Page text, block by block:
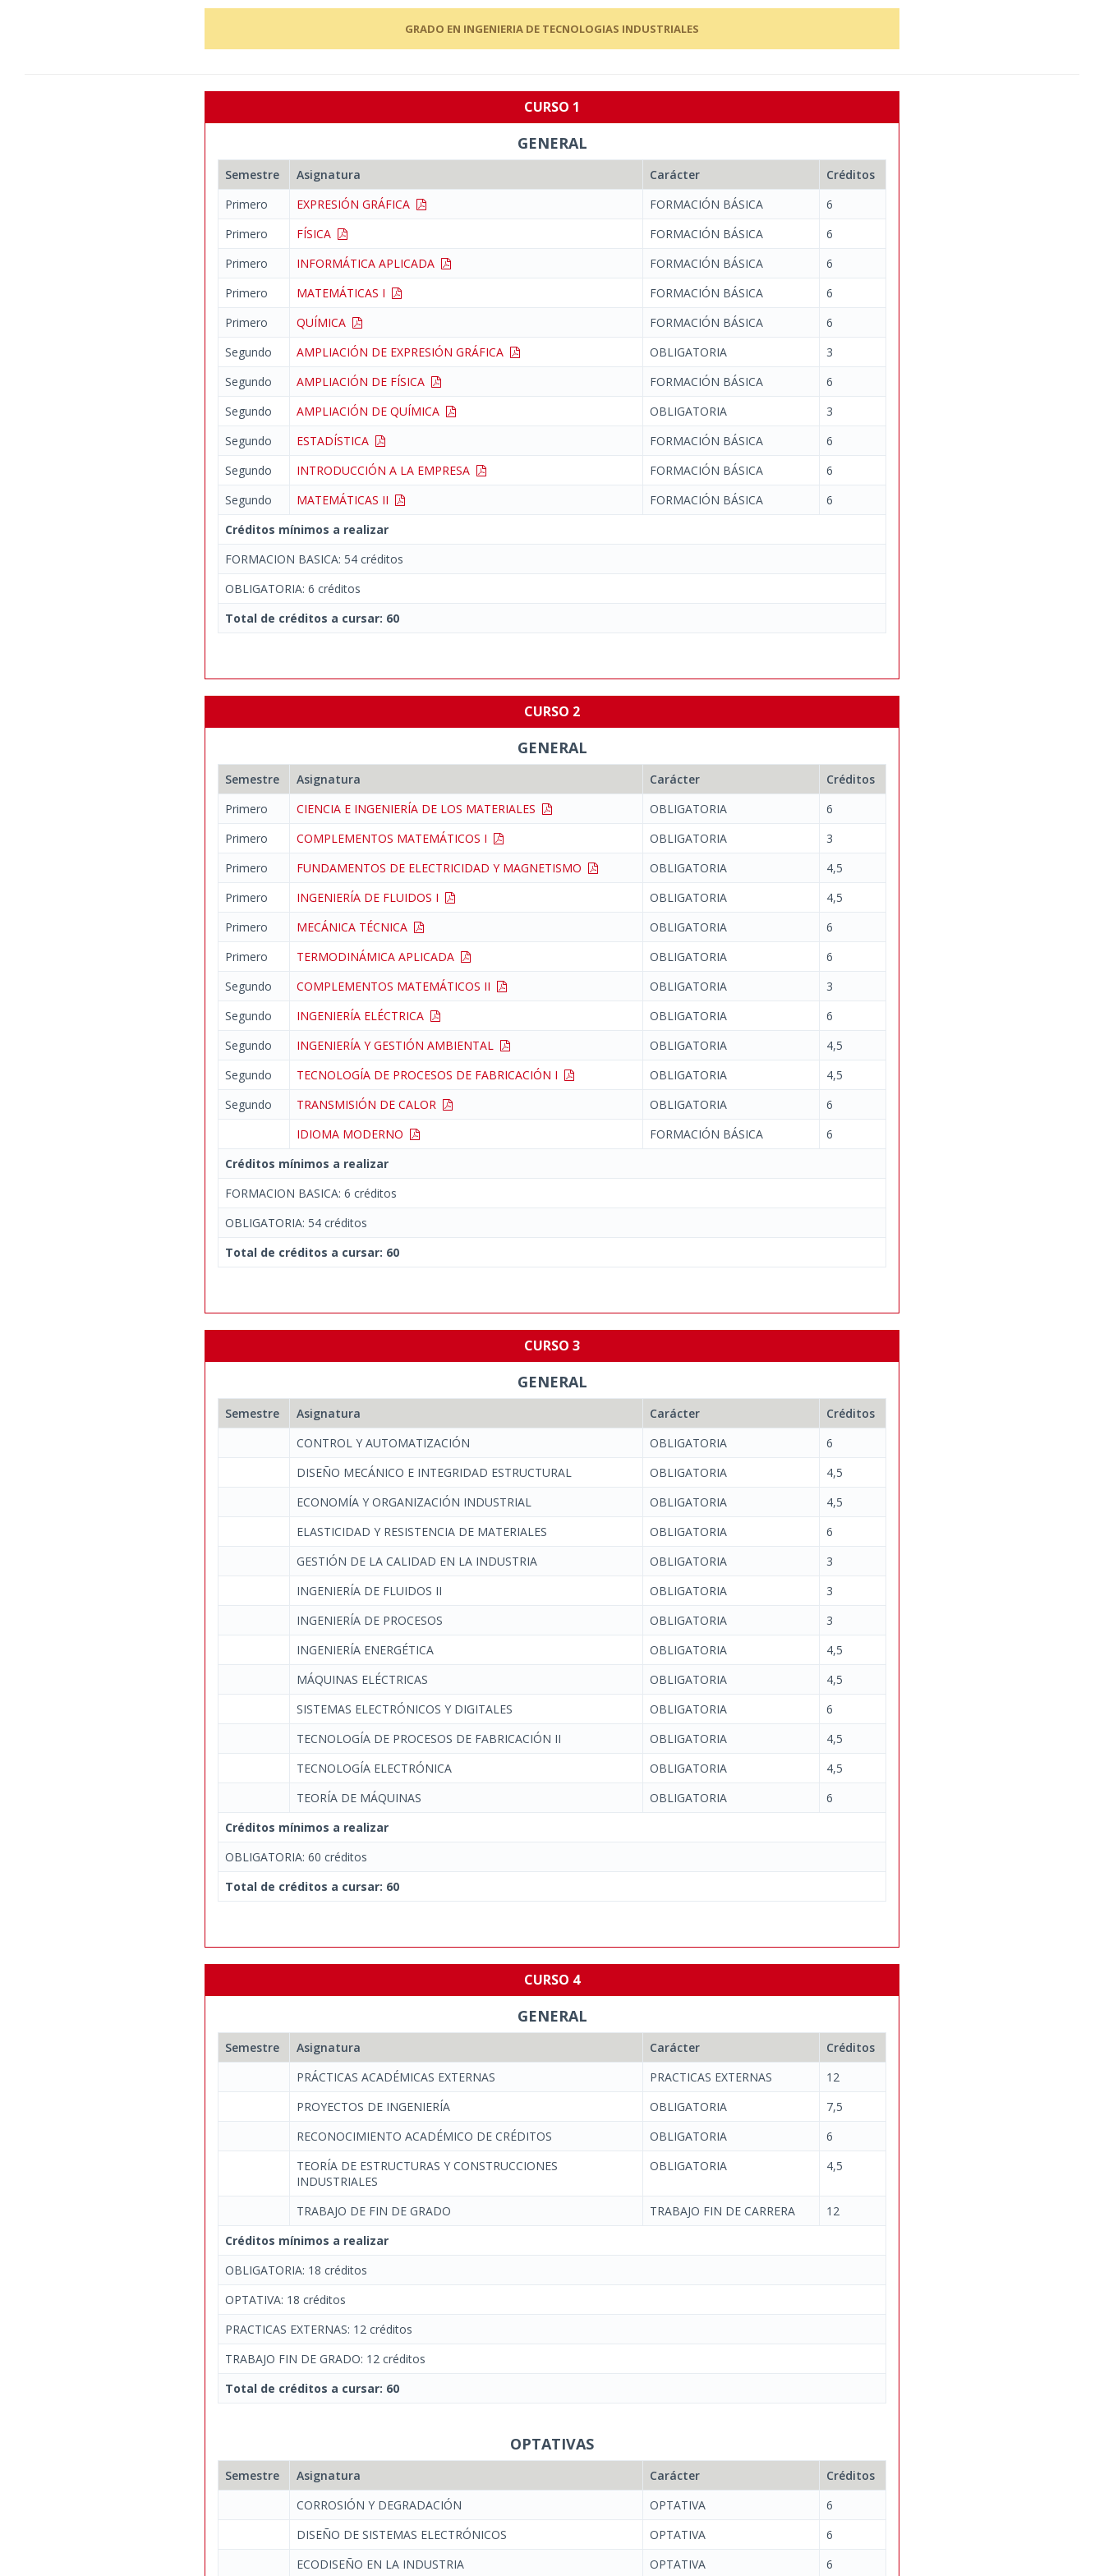
GRADO EN INGENIERIA DE TECNOLOGIAS INDUSTRIALES
CURSO 1
GENERAL
Semestre Asignatura Carácter
Créditos
Primero
EXPRESIÓN GRÁFICA FORMACIÓN BÁSICA
6
Primero
FÍSICA FORMACIÓN BÁSICA
6
Primero
INFORMÁTICA APLICADA FORMACIÓN BÁSICA
6
Primero
MATEMÁTICAS I FORMACIÓN BÁSICA
6
Primero
QUÍMICA FORMACIÓN BÁSICA
6
Segundo
AMPLIACIÓN DE EXPRESIÓN GRÁFICA OBLIGATORIA
3
Segundo
AMPLIACIÓN DE FÍSICA FORMACIÓN BÁSICA
6
Segundo
AMPLIACIÓN DE QUÍMICA OBLIGATORIA
3
Segundo
ESTADÍSTICA FORMACIÓN BÁSICA
6
Segundo
INTRODUCCIÓN A LA EMPRESA FORMACIÓN BÁSICA
6
Segundo
MATEMÁTICAS II FORMACIÓN BÁSICA
6
Créditos mínimos a realizar
FORMACION BASICA: 54 créditos
OBLIGATORIA: 6 créditos
Total de créditos a cursar: 60
CURSO 2
GENERAL
Semestre Asignatura Carácter
Créditos
Primero
CIENCIA E INGENIERÍA DE LOS MATERIALES OBLIGATORIA
6
Primero
COMPLEMENTOS MATEMÁTICOS I OBLIGATORIA
3
Primero
FUNDAMENTOS DE ELECTRICIDAD Y MAGNETISMO OBLIGATORIA
4,5
Primero
INGENIERÍA DE FLUIDOS I OBLIGATORIA
4,5
Primero
MECÁNICA TÉCNICA OBLIGATORIA
6
Primero
TERMODINÁMICA APLICADA OBLIGATORIA
6
Segundo
COMPLEMENTOS MATEMÁTICOS II OBLIGATORIA
3
Segundo
INGENIERÍA ELÉCTRICA OBLIGATORIA
6
Segundo
INGENIERÍA Y GESTIÓN AMBIENTAL OBLIGATORIA
4,5
Segundo
TECNOLOGÍA DE PROCESOS DE FABRICACIÓN I OBLIGATORIA
4,5
Segundo
TRANSMISIÓN DE CALOR OBLIGATORIA
6
IDIOMA MODERNO
FORMACIÓN BÁSICA
6
Créditos mínimos a realizar
FORMACION BASICA: 6 créditos
OBLIGATORIA: 54 créditos
Total de créditos a cursar: 60
CURSO 3
GENERAL
Semestre Asignatura Carácter
Créditos
CONTROL Y AUTOMATIZACIÓN
OBLIGATORIA
6
DISEÑO MECÁNICO E INTEGRIDAD ESTRUCTURAL
OBLIGATORIA
4,5
ECONOMÍA Y ORGANIZACIÓN INDUSTRIAL
OBLIGATORIA
4,5
ELASTICIDAD Y RESISTENCIA DE MATERIALES
OBLIGATORIA
6
GESTIÓN DE LA CALIDAD EN LA INDUSTRIA
OBLIGATORIA
3
INGENIERÍA DE FLUIDOS II
OBLIGATORIA
3
INGENIERÍA DE PROCESOS
OBLIGATORIA
3
INGENIERÍA ENERGÉTICA
OBLIGATORIA
4,5
MÁQUINAS ELÉCTRICAS
OBLIGATORIA
4,5
SISTEMAS ELECTRÓNICOS Y DIGITALES
OBLIGATORIA
6
TECNOLOGÍA DE PROCESOS DE FABRICACIÓN II
OBLIGATORIA
4,5
TECNOLOGÍA ELECTRÓNICA
OBLIGATORIA
4,5
TEORÍA DE MÁQUINAS
OBLIGATORIA
6
Créditos mínimos a realizar
OBLIGATORIA: 60 créditos
Total de créditos a cursar: 60
CURSO 4
GENERAL
Semestre Asignatura Carácter
Créditos
PRÁCTICAS ACADÉMICAS EXTERNAS
PRACTICAS EXTERNAS
12
PROYECTOS DE INGENIERÍA
OBLIGATORIA
7,5
RECONOCIMIENTO ACADÉMICO DE CRÉDITOS
OBLIGATORIA
6
TEORÍA DE ESTRUCTURAS Y CONSTRUCCIONES
INDUSTRIALES
OBLIGATORIA 4,5
TRABAJO DE FIN DE GRADO TRABAJO FIN DE CARRERA
12
Créditos mínimos a realizar
OBLIGATORIA: 18 créditos
OPTATIVA: 18 créditos
PRACTICAS EXTERNAS: 12 créditos
TRABAJO FIN DE GRADO: 12 créditos
Total de créditos a cursar: 60
OPTATIVAS
Semestre Asignatura Carácter
Créditos
CORROSIÓN Y DEGRADACIÓN
OPTATIVA
6
DISEÑO DE SISTEMAS ELECTRÓNICOS
OPTATIVA
6
ECODISEÑO EN LA INDUSTRIA
OPTATIVA 6